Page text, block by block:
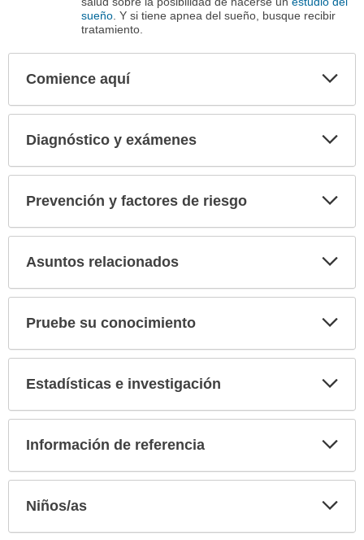
sueño. Y si tiene apnea del sueño, busque recibir
tratamiento.
Comience aquí
Diagnóstico y exámenes
Prevención y factores de riesgo
Asuntos relacionados
Pruebe su conocimiento
Estadísticas e investigación
Información de referencia
Niños/as